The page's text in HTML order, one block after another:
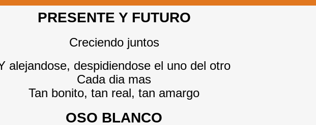
PRESENTE Y FUTURO
Creciendo juntos
alejandose, despidiendose el uno del otro
Cada dia mas
Tan bonito, tan real, tan amargo
OSO BLANCO